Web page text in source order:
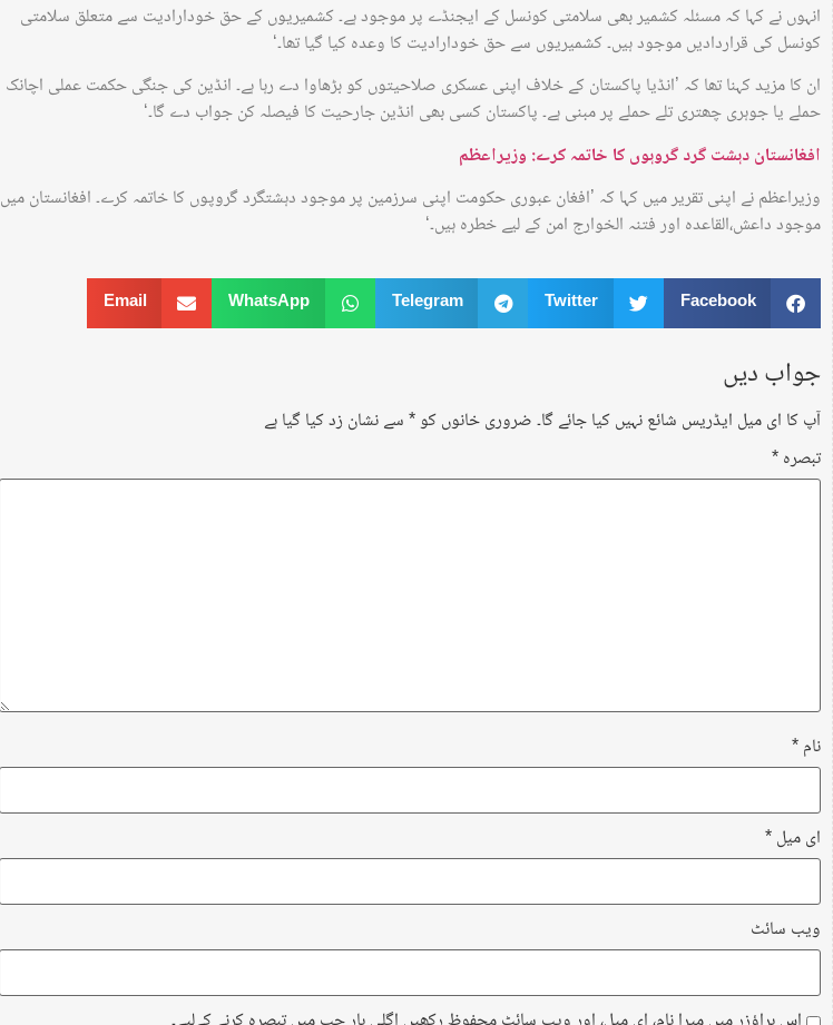
انہوں نے کہا کہ مسئلہ کشمیر بھی سلامتی کونسل کے ایجنڈے پر موجود ہے۔ کشمیریوں کے حق خودارادیت سے متعلق سلامتی
کونسل کی قراردادیں موجود ہیں۔ کشمیریوں سے حق خودارادیت کا وعدہ کیا گیا تھا۔‘
ان کا مزید کہنا تھا کہ ’انڈیا پاکستان کے خلاف اپنی عسکری صلاحیتوں کو بڑھاوا دے رہا ہے۔ انڈین کی جنگی حکمت عملی اچانک
حملے یا جوہری چھتری تلے حملے پر مبنی ہے۔ پاکستان کسی بھی انڈین جارحیت کا فیصلہ کن جواب دے گا۔‘
افغانستان دہشت گرد گروہوں کا خاتمہ کرے: وزیراعظم
وزیراعظم نے اپنی تقریر میں کہا کہ ’افغان عبوری حکومت اپنی سرزمین پر موجود دہشتگرد گروپوں کا خاتمہ کرے۔ افغانستان میں
موجود داعش،القاعدہ اور فتنہ الخوارج امن کے لیے خطرہ ہیں۔‘
Facebook
Twitter
Telegram
WhatsApp
Email
جواب دیں
آپ کا ای میل ایڈریس شائع نہیں کیا جائے گا۔ضروری خانوں کو*سے نشان زد کیا گیا ہے
تبصرہ*
نام*
ای میل*
ویب‌ سائٹ